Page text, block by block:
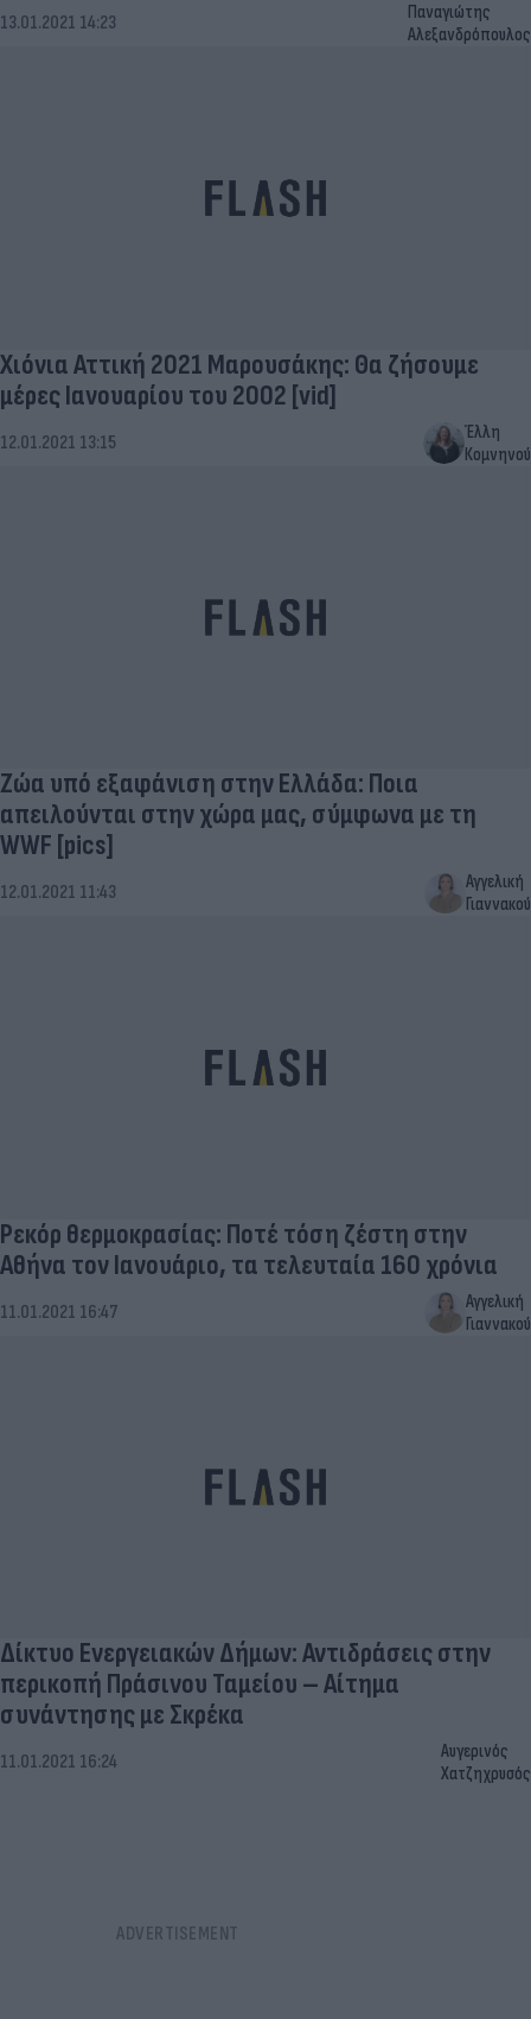
13.01.2021 14:23
Παναγιώτης
Αλεξανδρόπουλος
Χιόνια Αττική 2021 Μαρουσάκης: Θα ζήσουμε
μέρες Ιανουαρίου του 2002 [vid]
12.01.2021 13:15
Έλλη
Κομνηνού
Ζώα υπό εξαφάνιση στην Ελλάδα: Ποια
απειλούνται στην χώρα μας, σύμφωνα με τη
WWF [pics]
12.01.2021 11:43
Αγγελική
Γιαννακού
Ρεκόρ θερμοκρασίας: Ποτέ τόση ζέστη στην
Αθήνα τον Ιανουάριο, τα τελευταία 160 χρόνια
11.01.2021 16:47
Αγγελική
Γιαννακού
Δίκτυο Ενεργειακών Δήμων: Αντιδράσεις στην
περικοπή Πράσινου Ταμείου – Αίτημα
συνάντησης με Σκρέκα
11.01.2021 16:24
Αυγερινός
Χατζηχρυσός